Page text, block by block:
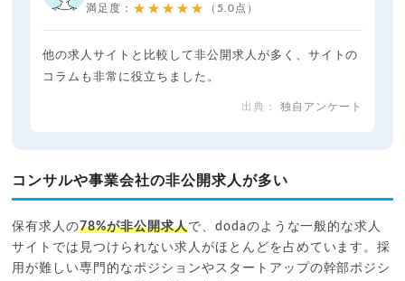
満足度： ★★★★★ （5.0点）
他の求人サイトと比較して非公開求人が多く、サイトの
コラムも非常に役立ちました。
独自アンケート
コンサルや事業会社の非公開求人が多い
保有求人の78%が非公開求人で、dodaのような一般的な求人
サイトでは見つけられない求人がほとんどを占めています。採
用が難しい専門的なポジションやスタートアップの幹部ポジシ